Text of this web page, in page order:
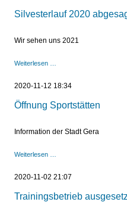
Silvesterlauf 2020
Wir sehen uns 2021
Weiterlesen …
2020-11-12 18:34
Öffnung Sportstätten
Information der Stadt Gera
Weiterlesen …
2020-11-02 21:07
Trainingsbetrieb